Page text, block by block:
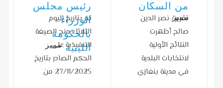
من السكان
مميز
تقرير/ نصر الدين
صالح أظهرت
النتائج الأولية
لانتخابات البلدية
في مدينة بنغازي
رئيس مجلس
الوزراء
بالحكومة
الليبيةمميز
تم بتاريخ اليوم
الثلاثاء منح الصيغة
التنفيذية على
الحكم الصادر بتاريخ
27/11/2025 من